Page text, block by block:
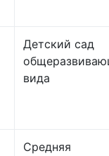
Детский сад
вида
Средняя